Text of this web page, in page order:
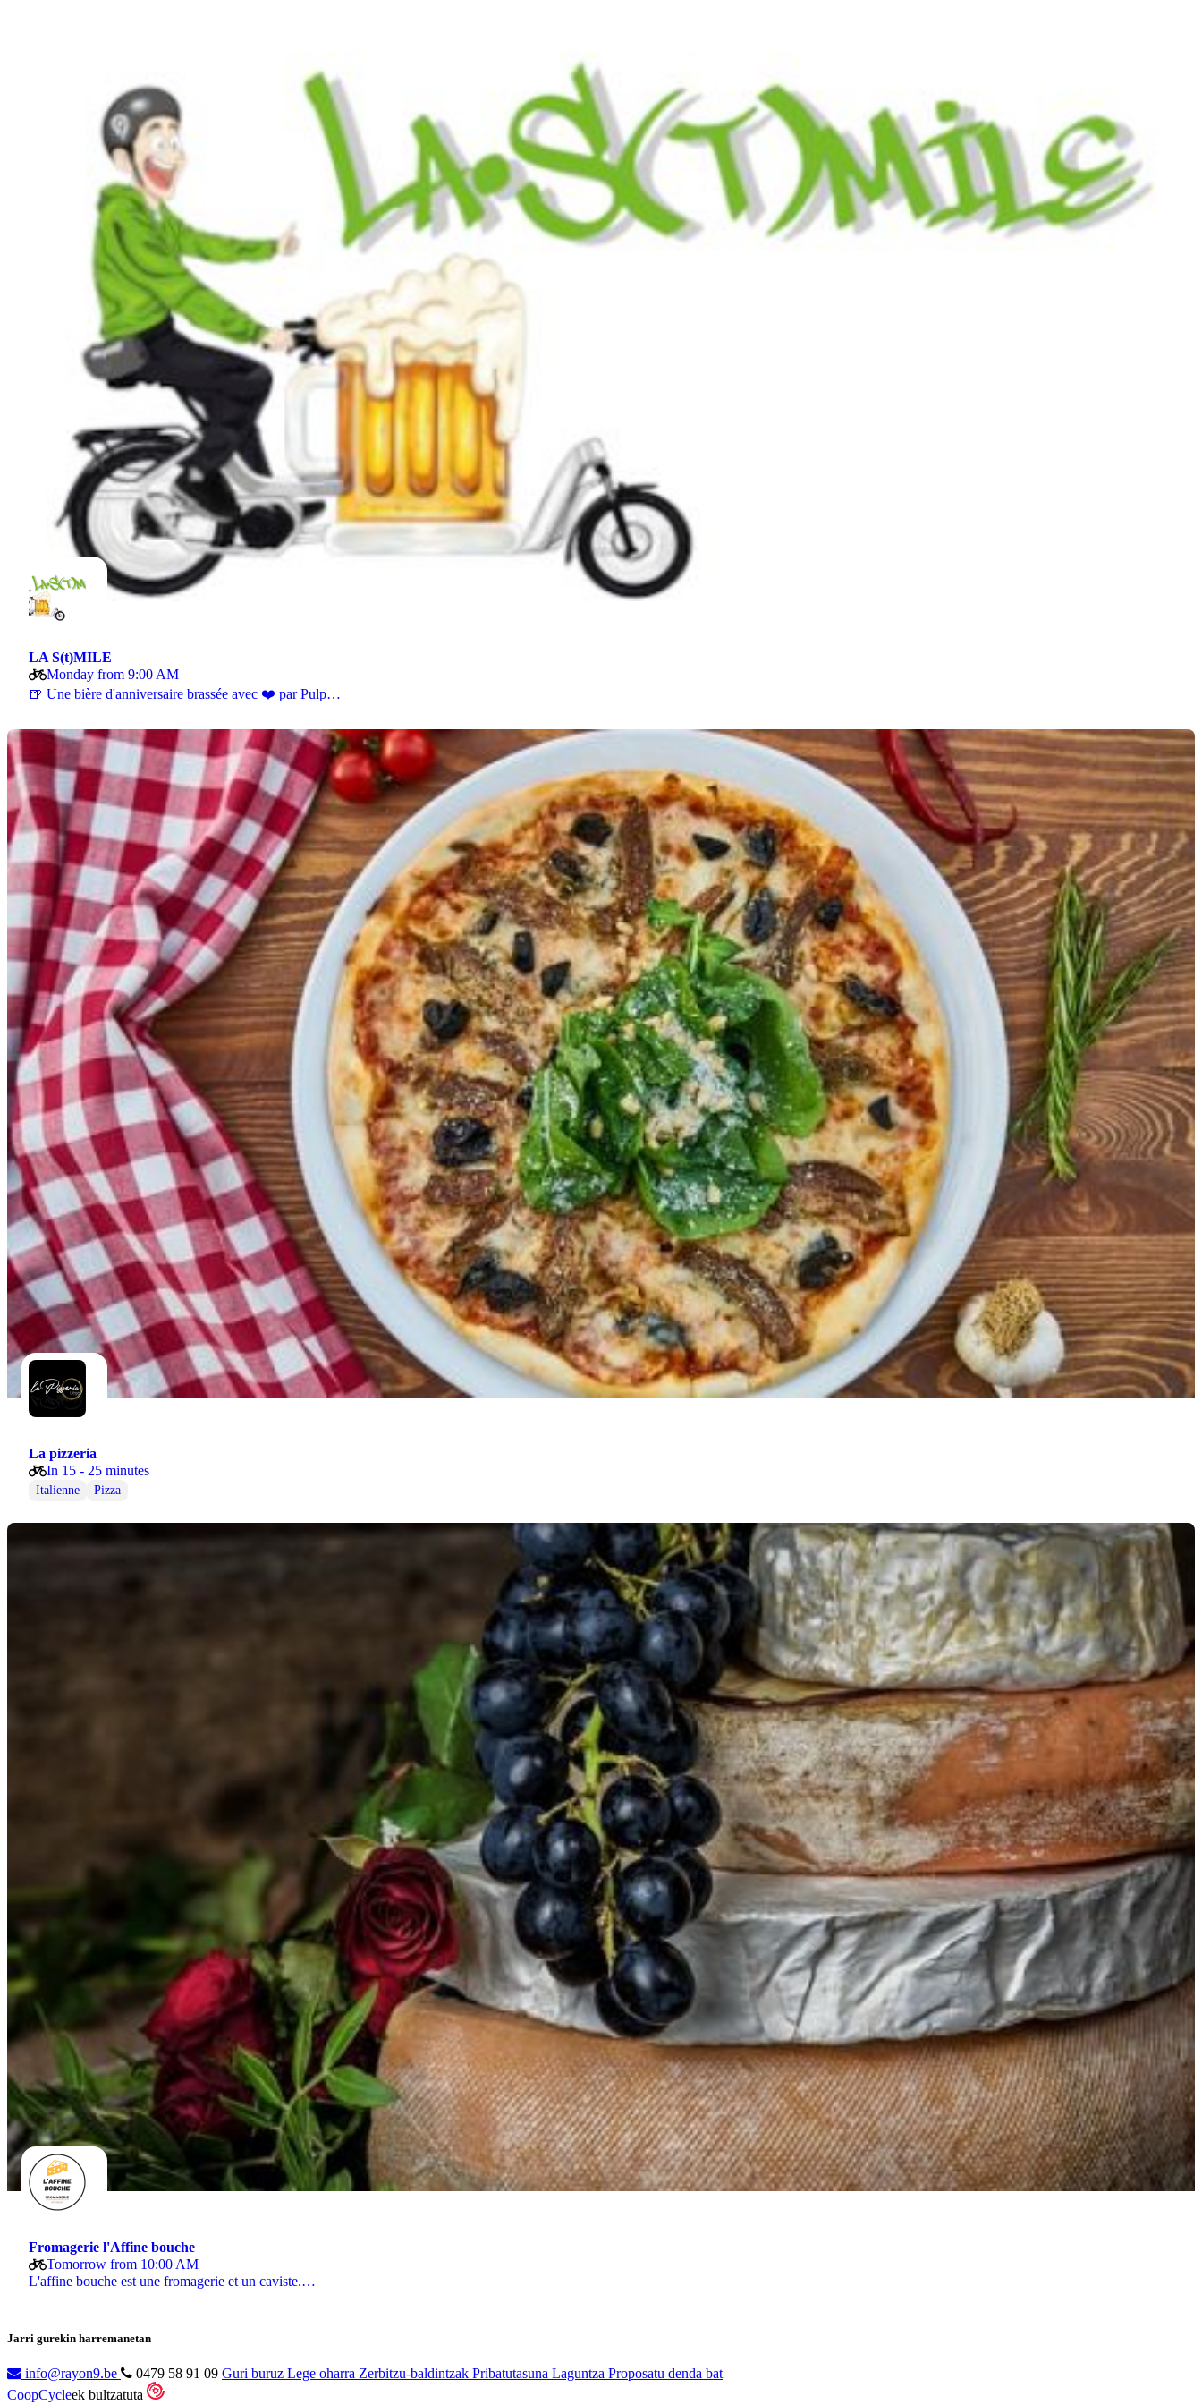
LA S(t)MILE
Monday from 9:00 AM
🍺 Une bière d'anniversaire brassée avec ❤️ par Pulp…
La pizzeria
In 15 - 25 minutes
Italienne Pizza
Fromagerie l'Affine bouche
Tomorrow from 10:00 AM
L'affine bouche est une fromagerie et un caviste.…
Jarri gurekin harremanetan
info@rayon9.be 0479 58 91 09 Guri buruz Lege oharra Zerbitzu-baldintzak Pribatutasuna Laguntza Proposatu denda bat
CoopCycleek bultzatuta